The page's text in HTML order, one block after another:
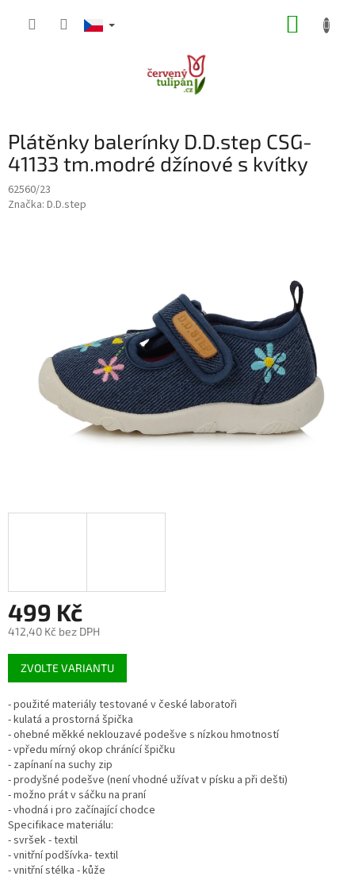
Plátěnky balerínky D.D.step CSG-
41133 tm.modré džínové s kvítky
62560/23
Značka: D.D.step
499 Kč
412,40 Kč bez DPH
Měrná
cena:
ZVOLTE VARIANTU
- použité materiály testované v české laboratoři
- kulatá a prostorná špička
- ohebné měkké neklouzavé podešve s nízkou hmotností
- vpředu mírný okop chránící špičku
- zapínaní na suchy zip
- prodyšné podešve (není vhodné užívat v písku a při dešti)
- možno prát v sáčku na praní
- vhodná i pro začínající chodce
Specifikace materiálu:
- svršek - textil
- vnitřní podšívka- textil
- vnitřní stélka - kůže